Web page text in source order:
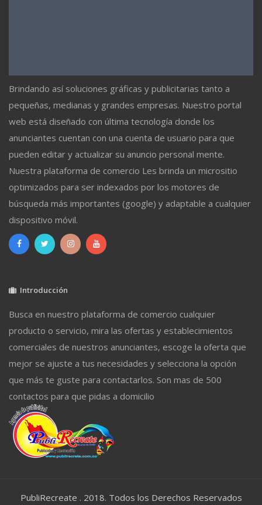
Brindando así soluciones gráficas y publicitarias tanto a
pequeñas, medianas y grandes empresas. Nuestro portal
web está diseñado con última tecnología donde los
anunciantes cuentan con una cuenta de usuario para que
pueden editar y actualizar su anuncio personal mente.
Nuestra plataforma de comercio Les brinda un micrositio
optimizados para ser indexados por los motores de
búsqueda más importantes (google) y adaptable a cualquier
dispositivo móvil.
Introducción
Busca en nuestro plataforma de comercio cualquier
producto o servicio, mira las ofertas y establecimientos
comerciales de nuestros anunciantes, escoge la oferta que
mejor se ajuste a tus necesidades y selecciona la opción
que más te guste para contactarlos. Son mas de 500
contactos para que pidas a domicilio
PubliRecreate . 2018. Todos los Derechos Reservados